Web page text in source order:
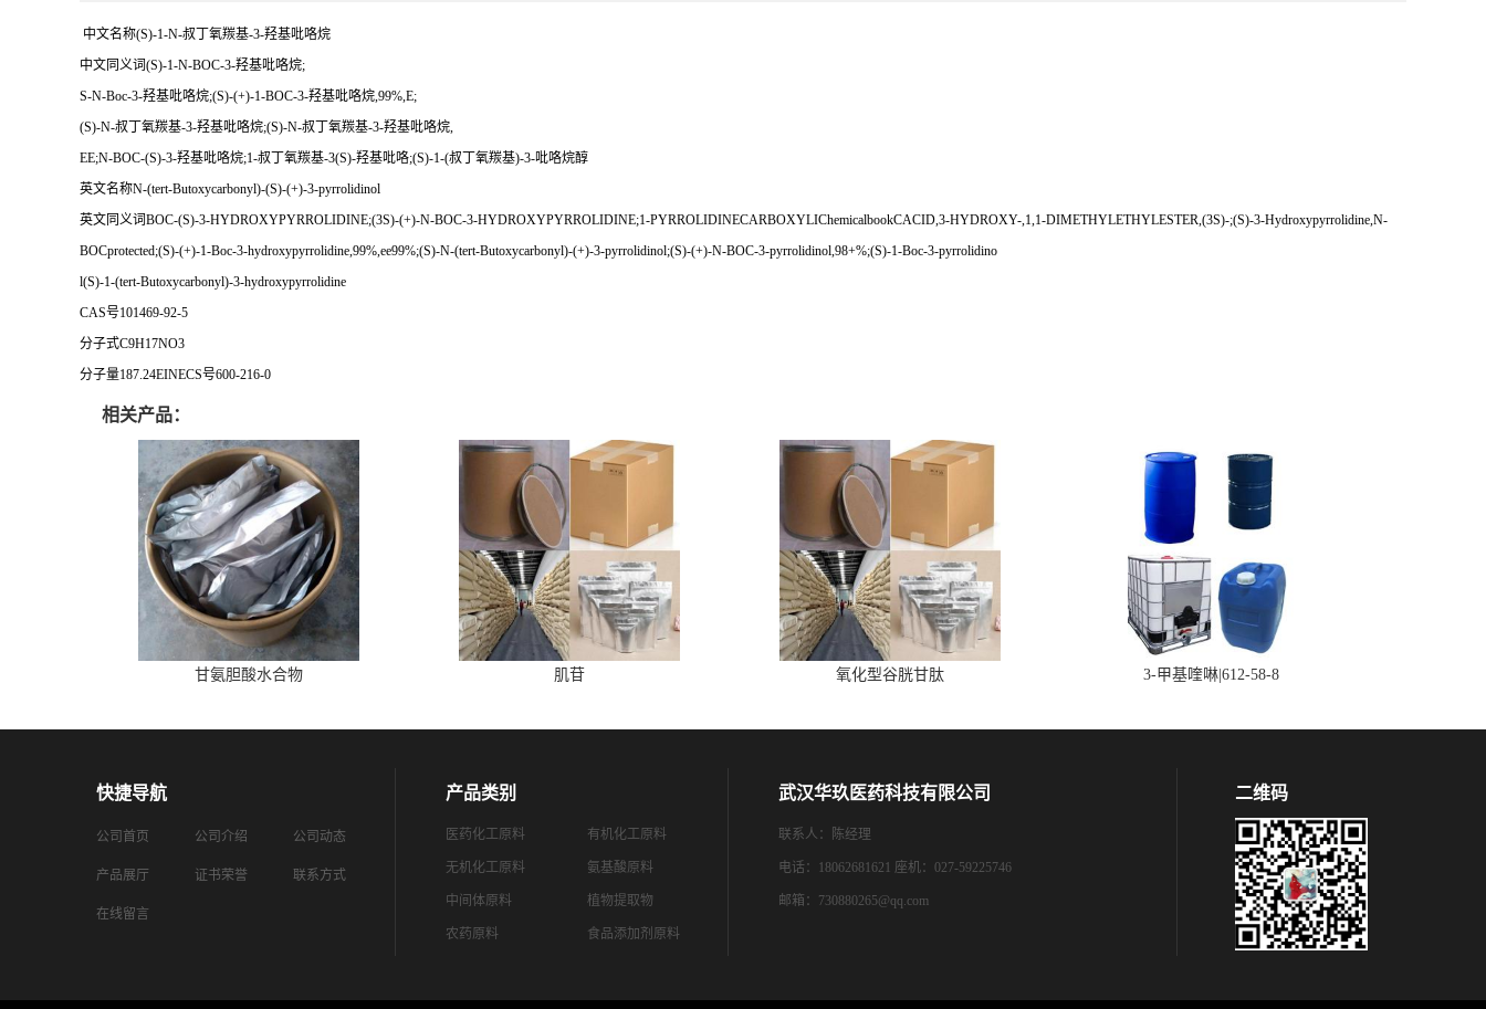
中文名称(S)-1-N-叔丁氧羰基-3-羟基吡咯烷
中文同义词(S)-1-N-BOC-3-羟基吡咯烷;
S-N-Boc-3-羟基吡咯烷;(S)-(+)-1-BOC-3-羟基吡咯烷,99%,E;
(S)-N-叔丁氧羰基-3-羟基吡咯烷;(S)-N-叔丁氧羰基-3-羟基吡咯烷,
EE;N-BOC-(S)-3-羟基吡咯烷;1-叔丁氧羰基-3(S)-羟基吡咯;(S)-1-(叔丁氧羰基)-3-吡咯烷醇
英文名称N-(tert-Butoxycarbonyl)-(S)-(+)-3-pyrrolidinol
英文同义词BOC-(S)-3-HYDROXYPYRROLIDINE;(3S)-(+)-N-BOC-3-HYDROXYPYRROLIDINE;1-PYRROLIDINECARBOXYLIChemicalbookCACID,3-HYDROXY-,1,1-DIMETHYLETHYLESTER,(3S)-;(S)-3-Hydroxypyrrolidine,N-
BOCprotected;(S)-(+)-1-Boc-3-hydroxypyrrolidine,99%,ee99%;(S)-N-(tert-Butoxycarbonyl)-(+)-3-pyrrolidinol;(S)-(+)-N-BOC-3-pyrrolidinol,98+%;(S)-1-Boc-3-pyrrolidino
l(S)-1-(tert-Butoxycarbonyl)-3-hydroxypyrrolidine
CAS号101469-92-5
分子式C9H17NO3
分子量187.24EINECS号600-216-0
相关产品：
甘氨胆酸水合物 肌苷 氧化型谷胱甘肽 3-甲基喹啉|612-58-8
快捷导航
公司首页 公司介绍 公司动态
产品展厅 证书荣誉 联系方式
在线留言
产品类别
医药化工原料 有机化工原料
无机化工原料 氨基酸原料
中间体原料 植物提取物
农药原料 食品添加剂原料
武汉华玖医药科技有限公司
联系人：陈经理
电话：18062681621 座机：027-59225746
邮箱： 730880265@qq.com
二维码